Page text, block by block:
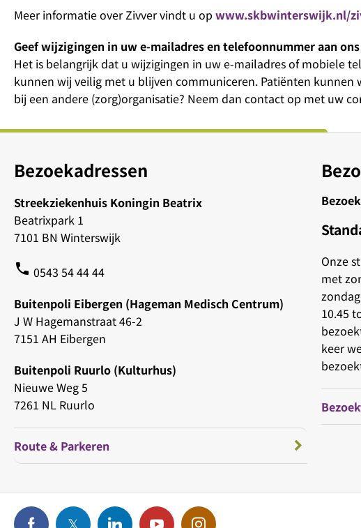
Meer informatie over Zivver vindt u op www.skbwinterswijk.nl/
Geef wijzigingen in uw e-mailadres en telefoonnummer aan
Het is belangrijk dat u wijzigingen in uw e-mailadres of mobiele
kunnen wij veilig met u blijven communiceren. Patiënten kunnen
bij een andere (zorg)organisatie? Neem dan contact op met uw
Bezoekadressen
Streekziekenhuis Koningin Beatrix
Beatrixpark 1
7101 BN Winterswijk
phone 0543 54 44 44
Buitenpoli Eibergen (Hageman Medisch Centrum)
J W Hagemanstraat 46-2
7151 AH Eibergen
Buitenpoli Ruurlo (Kulturhus)
Nieuwe Weg 5
7261 NL Ruurlo
Route & Parkeren
Onze
met
10.45
keer